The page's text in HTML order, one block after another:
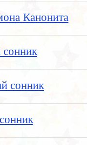
Канонита
сонник